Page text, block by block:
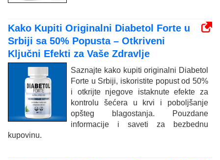
Kako Kupiti Originalni Diabetol Forte u
Srbiji sa 50% Popusta – Otkriveni
Ključni Efekti za Vaše Zdravlje
Saznajte kako kupiti originalni Diabetol
Forte u Srbiji, iskoristite popust od 50%
i otkrijte njegove istaknute efekte za
kontrolu šećera u krvi i poboljšanje
opšteg blagostanja. Pouzdane
informacije i saveti za bezbednu
kupovinu.